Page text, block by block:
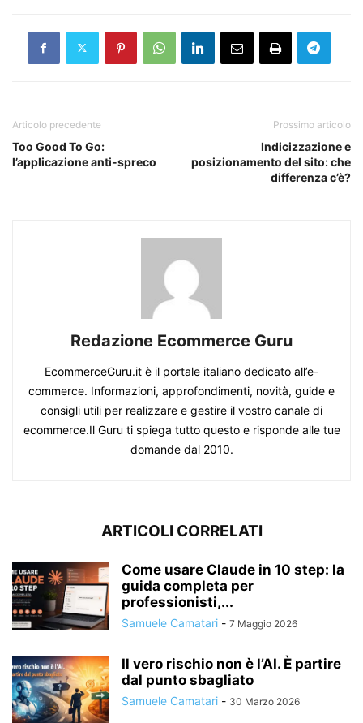
Articolo precedente
Too Good To Go:
l’applicazione anti-spreco
Prossimo articolo
Indicizzazione e
posizionamento del sito: che
differenza c’è?
Redazione Ecommerce Guru
EcommerceGuru.it è il portale italiano dedicato all’e-
commerce. Informazioni, approfondimenti, novità, guide e
consigli utili per realizzare e gestire il vostro canale di
ecommerce.Il Guru ti spiega tutto questo e risponde alle tue
domande dal 2010.
ARTICOLI CORRELATI
Come usare Claude in 10 step: la
guida completa per
professionisti,...
Samuele Camatari - 7 Maggio 2026
Il vero rischio non è l’AI. È partire
dal punto sbagliato
Samuele Camatari - 30 Marzo 2026